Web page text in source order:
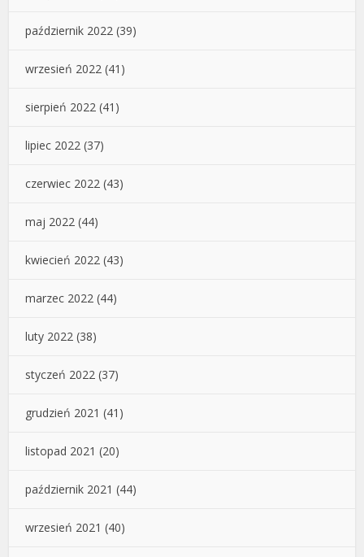
październik 2022 (39)
wrzesień 2022 (41)
sierpień 2022 (41)
lipiec 2022 (37)
czerwiec 2022 (43)
maj 2022 (44)
kwiecień 2022 (43)
marzec 2022 (44)
luty 2022 (38)
styczeń 2022 (37)
grudzień 2021 (41)
listopad 2021 (20)
październik 2021 (44)
wrzesień 2021 (40)